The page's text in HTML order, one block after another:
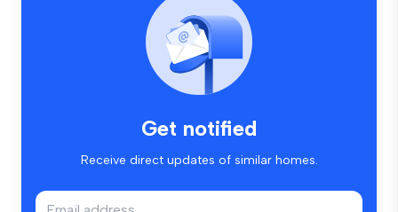
Get notified
Receive direct updates of similar homes.